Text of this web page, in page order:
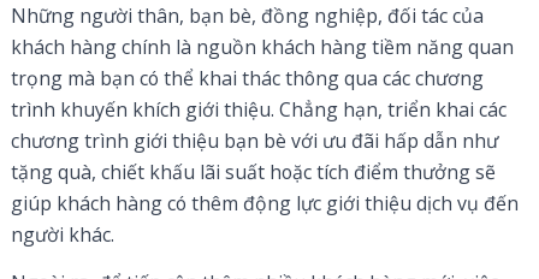
Những người thân, bạn bè, đồng nghiệp, đối tác của
khách hàng chính là nguồn khách hàng tiềm năng quan
trọng mà bạn có thể khai thác thông qua các chương
trình khuyến khích giới thiệu. Chẳng hạn, triển khai các
chương trình giới thiệu bạn bè với ưu đãi hấp dẫn như
tặng quà, chiết khấu lãi suất hoặc tích điểm thưởng sẽ
giúp khách hàng có thêm động lực giới thiệu dịch vụ đến
người khác.